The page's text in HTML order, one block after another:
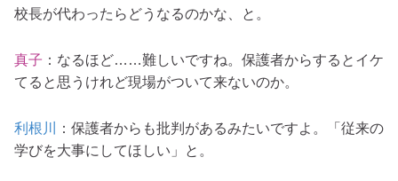
校長が代わったらどうなるのかな、と。
真子 ：なるほど……難しいですね。保護者からするとイケ
てると思うけれど現場がついて来ないのか。
利根川
：保護者からも批判があるみたいですよ。「従来の
学びを大事にしてほしい」と。